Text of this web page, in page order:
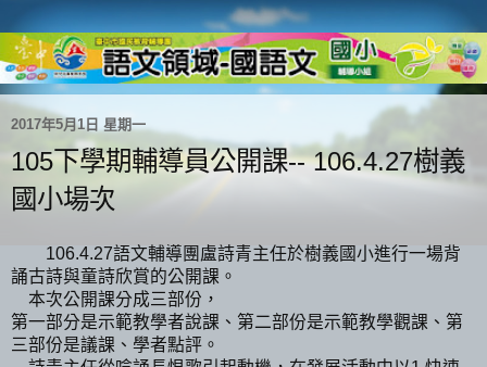
2017年5月1日 星期一
105下學期輔導員公開課-- 106.4.27樹義
國小場次
106.4.27語文輔導團盧詩青主任於樹義國小進行一場背
誦古詩與童詩欣賞的公開課。
本次公開課分成三部份，
第一部分是示範教學者說課、第二部份是示範教學觀課、第
三部份是議課、學者點評。